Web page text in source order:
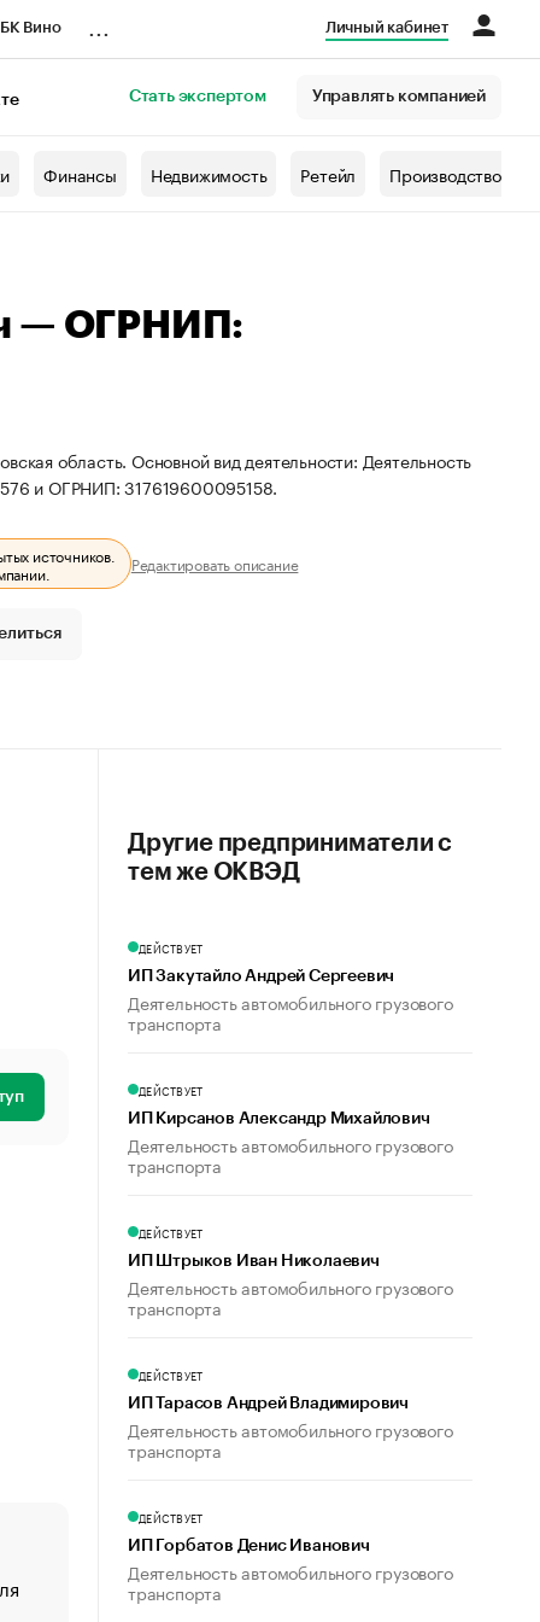
Вино Личный кабинет
Стать экспертом Управлять компанией
Финансы Недвижимость Ретейл Производство
— ОГРНИП:
область. Основной вид деятельности: Деятельность
и ОГРНИП: 317619600095158.
источников.
Редактировать описание
«От спорта тело стареет иначе». Как живет глава
создавшей GTA
Другие предприниматели с
тем же ОКВЭД
ДЕЙСТВУЕТ
ИП Закутайло Андрей Сергеевич
Деятельность автомобильного грузового
транспорта
ДЕЙСТВУЕТ
ИП Кирсанов Александр Михайлович
Деятельность автомобильного грузового
транспорта
ДЕЙСТВУЕТ
ИП Штрыков Иван Николаевич
Деятельность автомобильного грузового
транспорта
ДЕЙСТВУЕТ
ИП Тарасов Андрей Владимирович
Деятельность автомобильного грузового
транспорта
ДЕЙСТВУЕТ
ИП Горбатов Денис Иванович
Деятельность автомобильного грузового
транспорта